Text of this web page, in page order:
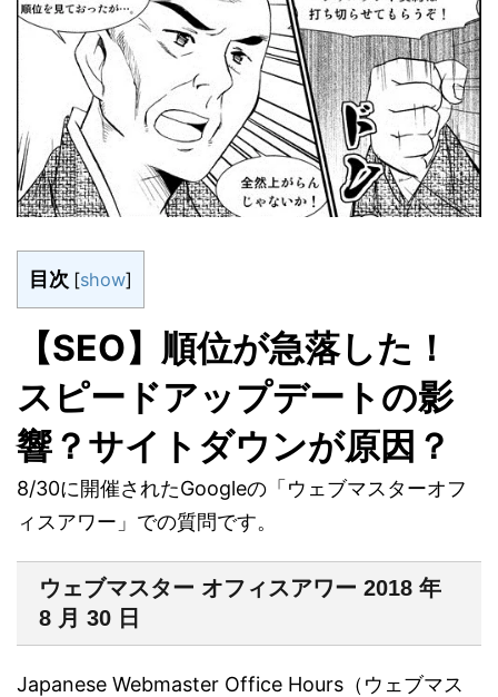
目次 [show]
【SEO】順位が急落した！
スピードアップデートの影
響？サイトダウンが原因？
8/30に開催されたGoogleの「ウェブマスターオフ
ィスアワー」での質問です。
ウェブマスター オフィスアワー 2018 年
8 月 30 日
Japanese Webmaster Office Hours（ウェブマス